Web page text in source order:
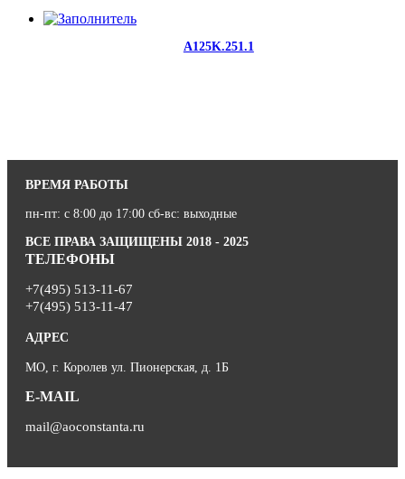
A125K.251.1
ВРЕМЯ РАБОТЫ
пн-пт: с 8:00 до 17:00 сб-вс: выходные
ВСЕ ПРАВА ЗАЩИЩЕНЫ 2018 - 2025
ТЕЛЕФОНЫ
+7(495) 513-11-67
+7(495) 513-11-47
АДРЕС
МО, г. Королев ул. Пионерская, д. 1Б
E-MAIL
mail@aoconstanta.ru